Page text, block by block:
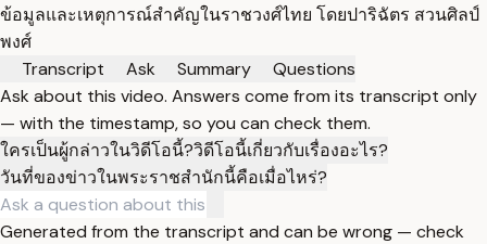
ข้อมูลและเหตุการณ์สำคัญในราชวงศ์ไทย โดยปาริฉัตร สวนศิลป์
พงศ์
Transcript
Ask Summary
Questions
Ask about this video. Answers come from its transcript only
— with the timestamp, so you can check them.
ใครเป็นผู้กล่าวในวิดีโอนี้?วิดีโอนี้เกี่ยวกับเรื่องอะไร?
วันที่ของข่าวในพระราชสำนักนี้คือเมื่อไหร่?
Generated from the transcript and can be wrong — check